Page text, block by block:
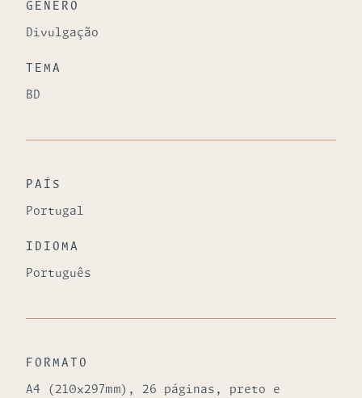
GÉNERO
Divulgação
TEMA
BD
PAÍS
Portugal
IDIOMA
Português
FORMATO
A4 (210x297mm), 26 páginas, preto e